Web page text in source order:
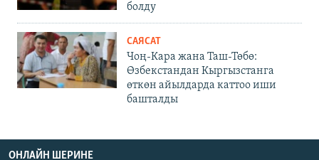
болду
САЯСАТ
Чоң-Кара жана Таш-Төбө:
Өзбекстандан Кыргызстанга
өткөн айылдарда каттоо иши
башталды
ОНЛАЙН ШЕРИНЕ